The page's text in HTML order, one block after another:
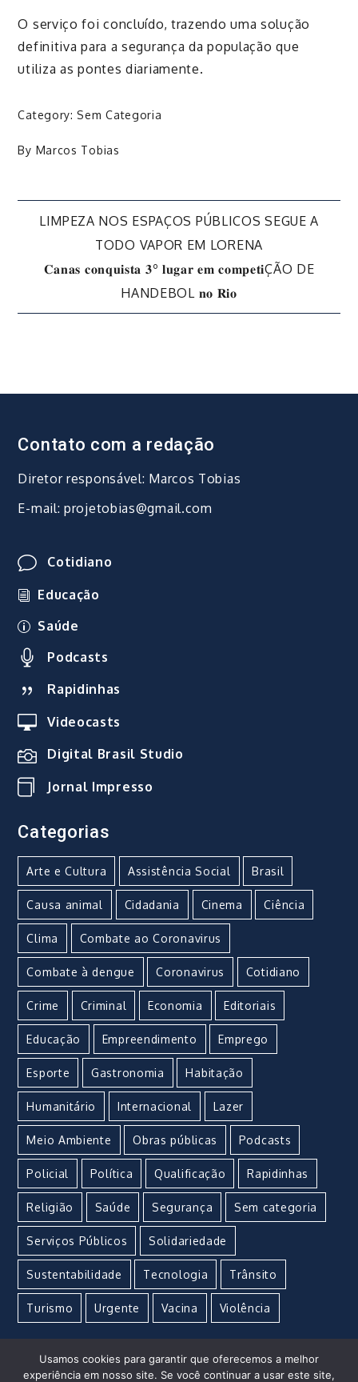
O serviço foi concluído, trazendo uma solução
definitiva para a segurança da população que
utiliza as pontes diariamente.
Category: Sem Categoria
By Marcos Tobias
Navegação
de
Post
LIMPEZA NOS ESPAÇOS PÚBLICOS SEGUE A
TODO VAPOR EM LORENA
𝐂𝐚𝐧𝐚𝐬 𝐜𝐨𝐧𝐪𝐮𝐢𝐬𝐭𝐚 𝟑º 𝐥𝐮𝐠𝐚𝐫 𝐞𝐦 𝐜𝐨𝐦𝐩𝐞𝐭𝐢ÇÃO DE
HANDEBOL 𝐧𝐨 𝐑𝐢𝐨
Contato com a redação
Diretor responsável: Marcos Tobias
E-mail: projetobias@gmail.com
Cotidiano
Educação
Saúde
Podcasts
Rapidinhas
Videocasts
Digital Brasil Studio
Jornal Impresso
Categorias
Arte e Cultura Assistência Social Brasil
Causa animal Cidadania Cinema Ciência
Clima Combate ao Coronavirus
Combate à dengue Coronavirus Cotidiano
Crime Criminal Economia Editoriais
Educação Empreendimento Emprego
Esporte Gastronomia Habitação
Humanitário Internacional Lazer
Meio Ambiente Obras públicas Podcasts
Policial Política Qualificação Rapidinhas
Religião Saúde Segurança Sem categoria
Serviços Públicos Solidariedade
Sustentabilidade Tecnologia Trânsito
Turismo Urgente Vacina Violência
Usamos cookies para garantir que oferecemos a melhor
experiência em nosso site. Se você continuar a usar este site,